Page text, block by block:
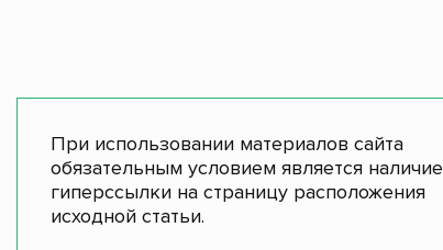
При использовании материалов сайта
обязательным условием является наличие
гиперссылки на страницу расположения
исходной статьи.